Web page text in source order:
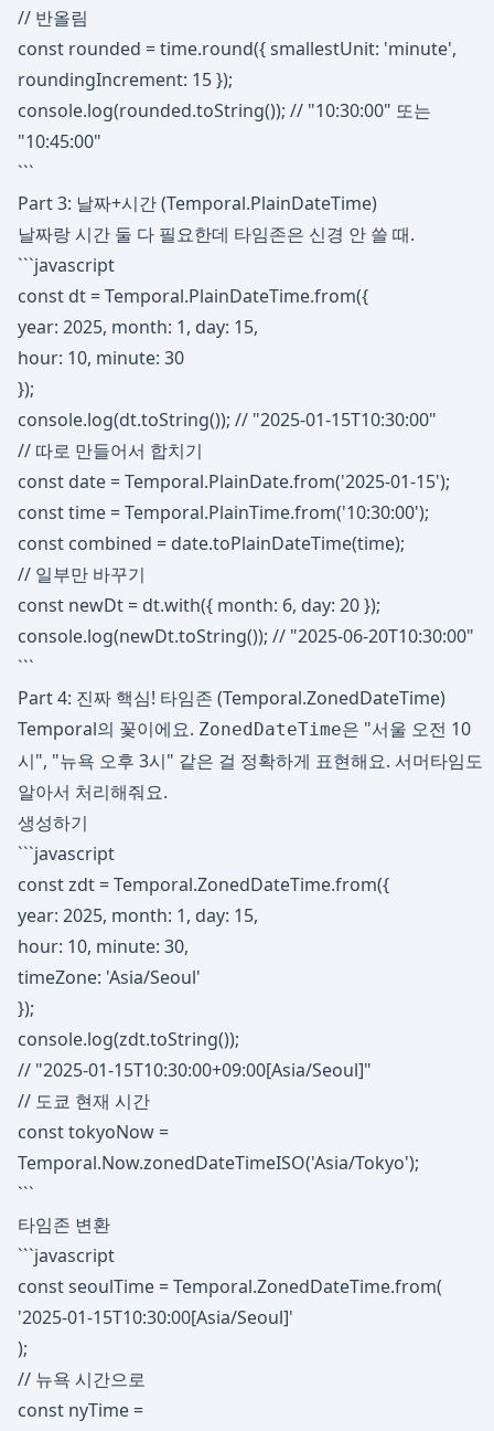
// 반올림
const rounded = time.round({ smallestUnit: 'minute',
roundingIncrement: 15 });
console.log(rounded.toString()); // "10:30:00" 또는
"10:45:00"
```
Part 3: 날짜+시간 (Temporal.PlainDateTime)
날짜랑 시간 둘 다 필요한데 타임존은 신경 안 쓸 때.
```javascript
const dt = Temporal.PlainDateTime.from({
year: 2025, month: 1, day: 15,
hour: 10, minute: 30
});
console.log(dt.toString()); // "2025-01-15T10:30:00"
// 따로 만들어서 합치기
const date = Temporal.PlainDate.from('2025-01-15');
const time = Temporal.PlainTime.from('10:30:00');
const combined = date.toPlainDateTime(time);
// 일부만 바꾸기
const newDt = dt.with({ month: 6, day: 20 });
console.log(newDt.toString()); // "2025-06-20T10:30:00"
```
Part 4: 진짜 핵심! 타임존 (Temporal.ZonedDateTime)
Temporal의 꽃이에요. ZonedDateTime은 "서울 오전 10
시", "뉴욕 오후 3시" 같은 걸 정확하게 표현해요. 서머타임도
알아서 처리해줘요.
생성하기
```javascript
const zdt = Temporal.ZonedDateTime.from({
year: 2025, month: 1, day: 15,
hour: 10, minute: 30,
timeZone: 'Asia/Seoul'
});
console.log(zdt.toString());
// "2025-01-15T10:30:00+09:00[Asia/Seoul]"
// 도쿄 현재 시간
const tokyoNow =
Temporal.Now.zonedDateTimeISO('Asia/Tokyo');
```
타임존 변환
```javascript
const seoulTime = Temporal.ZonedDateTime.from(
'2025-01-15T10:30:00[Asia/Seoul]'
);
// 뉴욕 시간으로
const nyTime =